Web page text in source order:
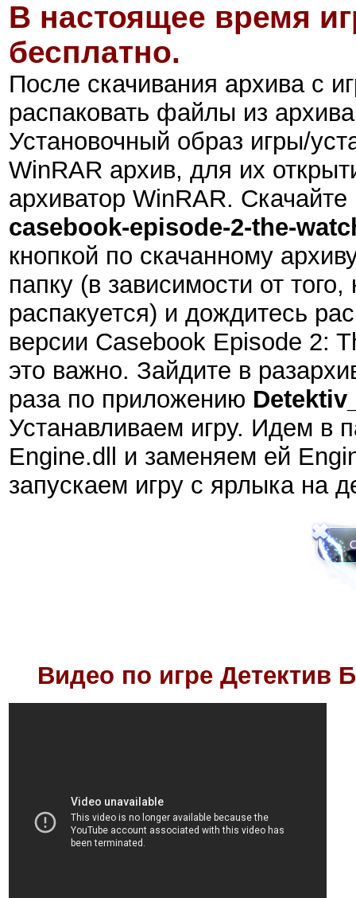
В настоящее время
бесплатно.
После скачивания архива с
распаковать файлы из
Установочный образ игры/
WinRAR архив, для их
архиватор WinRAR.
casebook-episode-2-the-
кнопкой по скачанному
папку (в зависимости от
распакуется) и дождитесь
версии Casebook Episode 2:
это важно. Зайдите в
раза по приложению
Устанавливаем игру. Идем в
Engine.dll и заменяем ей
запускаем игру с ярлыка на
Видео по игре Детектив